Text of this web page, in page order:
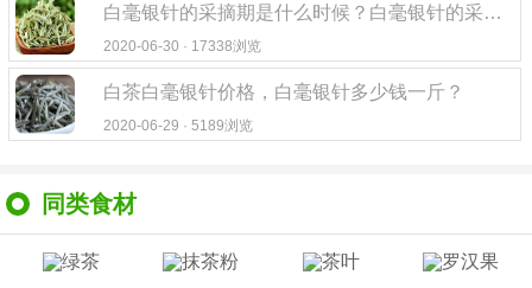
白毫银针的采摘期是什么时候？白毫银针的采摘时间
2020-06-30 · 17338浏览
白茶白毫银针价格，白毫银针多少钱一斤？
2020-06-29 · 5189浏览
同类食材